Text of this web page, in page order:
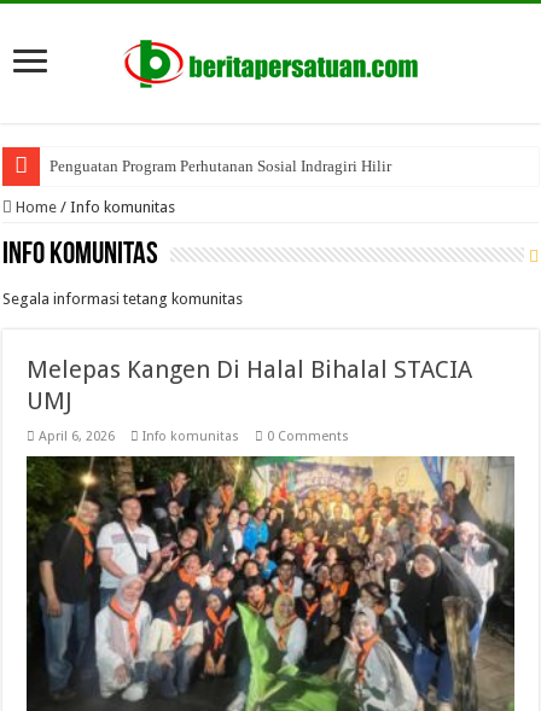
Penguatan Program Perhutanan Sosial Indragiri Hilir
Home / Info komunitas
Info komunitas
Segala informasi tetang komunitas
Melepas Kangen Di Halal Bihalal STACIA
UMJ
April 6, 2026 Info komunitas 0 Comments